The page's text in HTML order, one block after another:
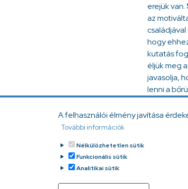
A felhasználói élmény javítása
További információk
Nélkülözhetetlen sütik
Funkcionális sütik
Analitikai sütik
erejük van.
az
hogy
kutatás
éljük meg a
javasolja,
lenni a